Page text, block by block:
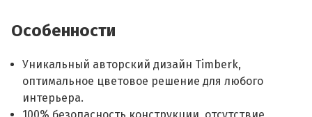
Особенности
Уникальный авторский дизайн Timberk,
оптимальное цветовое решение для любого
интерьера.
100% безопасность конструкции, отсутствие